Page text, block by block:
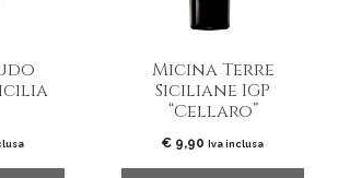
Micina Terre
Siciliane IGP
“Cellaro”
€ 9,90 Iva inclusa